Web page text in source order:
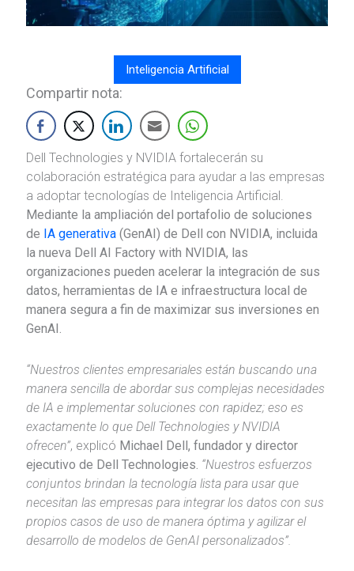
Inteligencia Artificial
Compartir nota:
Dell Technologies y NVIDIA fortalecerán su
colaboración estratégica para ayudar a las empresas
a adoptar tecnologías de Inteligencia Artificial.
Mediante la ampliación del portafolio de soluciones
de IA generativa(GenAI) de Dell con NVIDIA, incluida
la nueva Dell AI Factory with NVIDIA, las
organizaciones pueden acelerar la integración de sus
datos, herramientas de IA e infraestructura local de
manera segura a fin de maximizar sus inversiones en
GenAI.
“Nuestros clientes empresariales están buscando una
manera sencilla de abordar sus complejas necesidades
de IA e implementar soluciones con rapidez; eso es
exactamente lo que Dell Technologies y NVIDIA
ofrecen”, explicó Michael Dell, fundador y director
ejecutivo de Dell Technologies. “Nuestros esfuerzos
conjuntos brindan la tecnología lista para usar que
necesitan las empresas para integrar los datos con sus
propios casos de uso de manera óptima y agilizar el
desarrollo de modelos de GenAI personalizados”.